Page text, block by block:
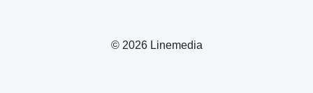
© 2026 Linemedia